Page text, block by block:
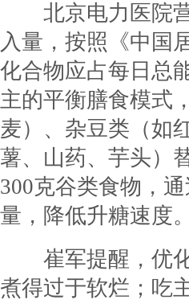
北京电力医院营
入量，按照《中国
化合物应占每日总
主的平衡膳食模式
麦）、杂豆类（如
薯、山药、芋头）
300克谷类食物，
量，降低升糖速度。
崔军提醒，优化
煮得过于软烂；吃